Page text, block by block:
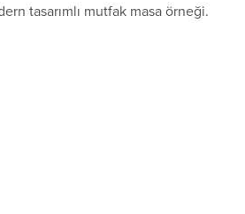
tasarımlı mutfak masa örneği.